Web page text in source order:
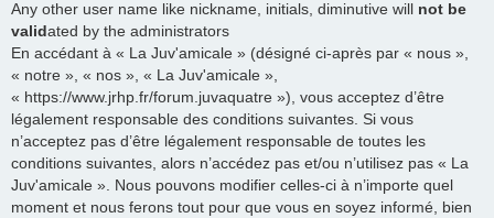
Any other user name like nickname, initials, diminutive will not be
validated by the administrators
En accédant à « La Juv'amicale » (désigné ci-après par « nous »,
« notre », « nos », « La Juv'amicale »,
« https://www.jrhp.fr/forum.juvaquatre »), vous acceptez d’être
légalement responsable des conditions suivantes. Si vous
n’acceptez pas d’être légalement responsable de toutes les
conditions suivantes, alors n’accédez pas et/ou n’utilisez pas « La
Juv'amicale ». Nous pouvons modifier celles-ci à n’importe quel
moment et nous ferons tout pour que vous en soyez informé, bien